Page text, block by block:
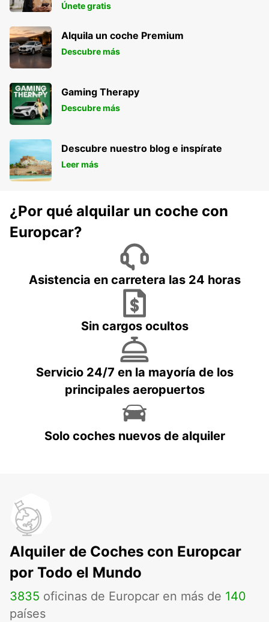
Únete gratis
Alquila un coche Premium
Descubre más
Gaming Therapy
Descubre más
Descubre nuestro blog e inspírate
Leer más
¿Por qué alquilar un coche con
Europcar?
Asistencia en carretera las 24 horas
Sin cargos ocultos
Servicio 24/7 en la mayoría de los
principales aeropuertos
Solo coches nuevos de alquiler
Alquiler de Coches con Europcar
por Todo el Mundo
3835 oficinas de Europcar en más de 140
países